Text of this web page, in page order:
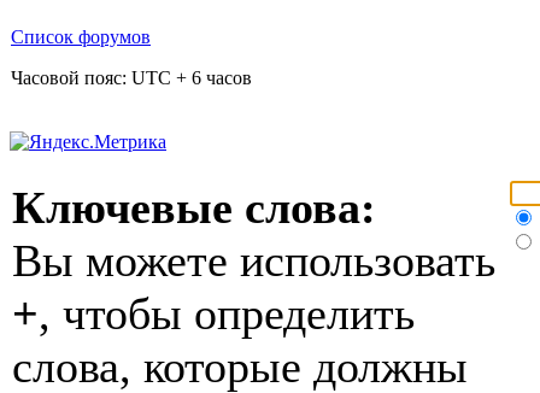
Список форумов
Часовой пояс: UTC + 6 часов
Ключевые слова:
Вы можете использовать
+, чтобы определить
слова, которые должны